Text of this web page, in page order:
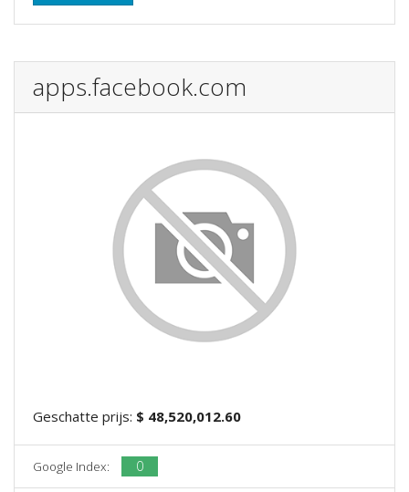
apps.facebook.com
Geschatte prijs: $ 48,520,012.60
Google Index: 0